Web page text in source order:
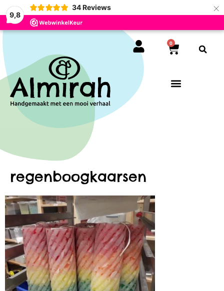
9,8
34 Reviews ×
0
regenboogkaarsen